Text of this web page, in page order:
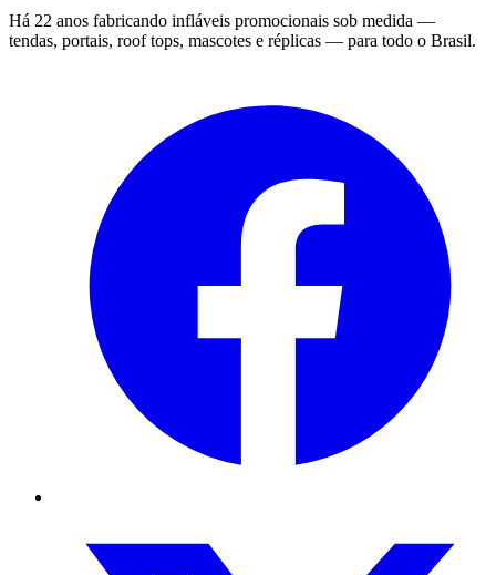
Há 22 anos fabricando infláveis promocionais sob medida —
tendas, portais, roof tops, mascotes e réplicas — para todo o Brasil.